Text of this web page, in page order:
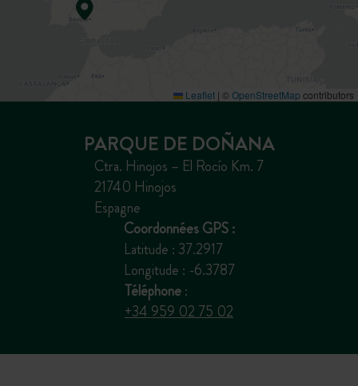
Leaflet | ©OpenStreetMap contributors
PARQUE DE DOÑANA
Ctra. Hinojos – El Rocío Km. 7
21740 Hinojos
Espagne
Coordonnées GPS :
Latitude : 37.2917
Longitude : -6.3787
Téléphone:
+34 959 02 75 02